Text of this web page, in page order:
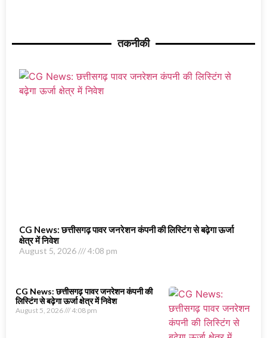
तकनीकी
CG News: छत्तीसगढ़ पावर जनरेशन कंपनी की लिस्टिंग से बढ़ेगा ऊर्जा
क्षेत्र में निवेश
August 5, 2026 4:08 pm
CG News: छत्तीसगढ़ पावर जनरेशन कंपनी की
लिस्टिंग से बढ़ेगा ऊर्जा क्षेत्र में निवेश
August 5, 2026 4:08 pm